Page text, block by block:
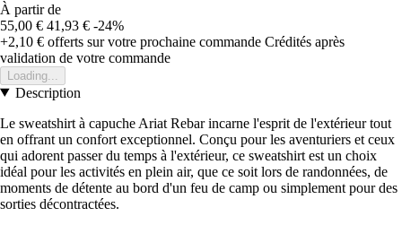
À partir de
55,00 € 41,93 € -24%
+2,10 € offerts sur votre prochaine commande Crédités après
validation de votre commande
Loading...
Description
Le sweatshirt à capuche Ariat Rebar incarne l'esprit de l'extérieur tout
en offrant un confort exceptionnel. Conçu pour les aventuriers et ceux
qui adorent passer du temps à l'extérieur, ce sweatshirt est un choix
idéal pour les activités en plein air, que ce soit lors de randonnées, de
moments de détente au bord d'un feu de camp ou simplement pour des
sorties décontractées.